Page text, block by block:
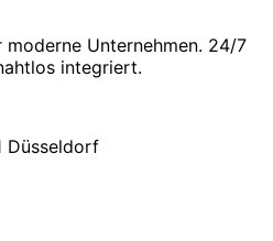
moderne Unternehmen. 24/7
integriert.
Düsseldorf